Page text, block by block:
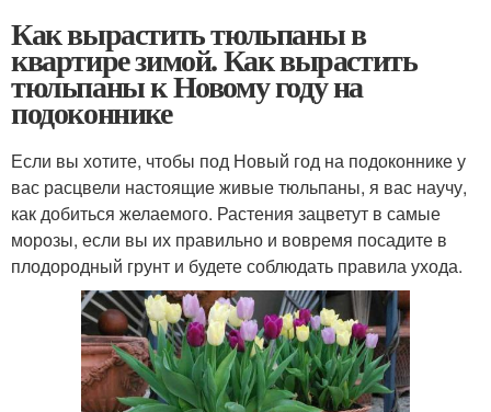
Как вырастить тюльпаны в
квартире зимой. Как вырастить
тюльпаны к Новому году на
подоконнике
Если вы хотите, чтобы под Новый год на подоконнике у
вас расцвели настоящие живые тюльпаны, я вас научу,
как добиться желаемого. Растения зацветут в самые
морозы, если вы их правильно и вовремя посадите в
плодородный грунт и будете соблюдать правила ухода.